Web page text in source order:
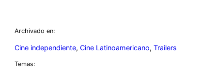
Archivado en:
Cine independiente, Cine Latinoamericano, Trailers
Temas: